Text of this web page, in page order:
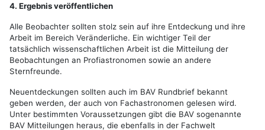
4. Ergebnis veröffentlichen
Alle Beobachter sollten stolz sein auf ihre Entdeckung und ihre
Arbeit im Bereich Veränderliche. Ein wichtiger Teil der
tatsächlich wissenschaftlichen Arbeit ist die Mitteilung der
Beobachtungen an Profiastronomen sowie an andere
Sternfreunde.
Neuentdeckungen sollten auch im BAV Rundbrief bekannt
geben werden, der auch von Fachastronomen gelesen wird.
Unter bestimmten Voraussetzungen gibt die BAV sogenannte
BAV Mitteilungen heraus, die ebenfalls in der Fachwelt